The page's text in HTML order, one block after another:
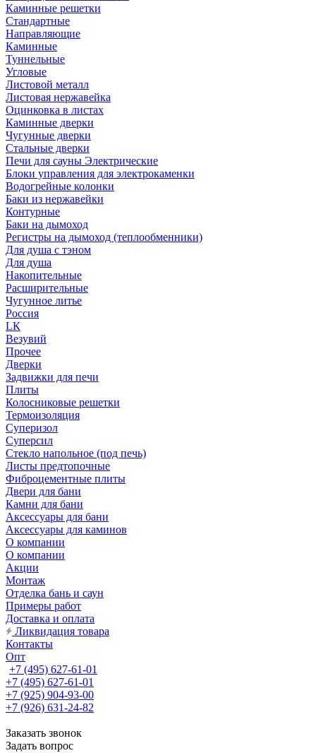
Каминные решетки
Стандартные
Направляющие
Каминные
Туннельные
Угловые
Листовой металл
Листовая нержавейка
Оцинковка в листах
Каминные дверки
Чугунные дверки
Стальные дверки
Печи для сауны Электрические
Блоки управления для электрокаменки
Водогрейные колонки
Баки из нержавейки
Контурные
Баки на дымоход
Регистры на дымоход (теплообменники)
Для душа с тэном
Для душа
Накопительные
Расширительные
Чугунное литье
Россия
LК
Везувий
Прочее
Дверки
Задвижки для печи
Плиты
Колосниковые решетки
Термоизоляция
Суперизол
Суперсил
Стекло напольное (под печь)
Листы предтопочные
Фиброцементные плиты
Двери для бани
Камни для бани
Аксессуары для бани
Аксессуары для каминов
О компании
О компании
Акции
Монтаж
Отделка бань и саун
Примеры работ
Доставка и оплата
Ликвидация товара
Контакты
Опт
+7 (495) 627-61-01
+7 (495) 627-61-01
+7 (925) 904-93-00
+7 (926) 631-24-82
Заказать звонок
Задать вопрос